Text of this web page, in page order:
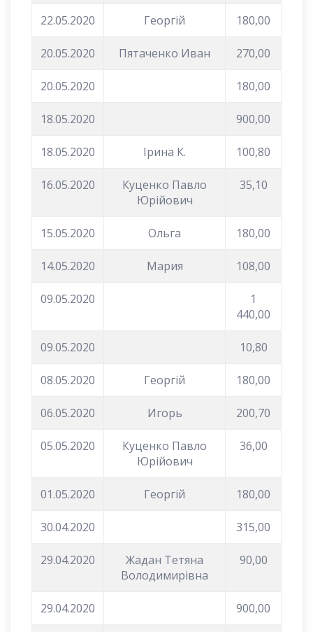
22.05.2020 Георгій 180,00
20.05.2020 Пятаченко Иван 270,00
20.05.2020 180,00
18.05.2020 900,00
18.05.2020 Ірина К. 100,80
16.05.2020
Куценко Павло
Юрійович
35,10
15.05.2020 Ольга 180,00
14.05.2020 Мария 108,00
09.05.2020
1
440,00
09.05.2020 10,80
08.05.2020 Георгій 180,00
06.05.2020 Игорь 200,70
05.05.2020
Куценко Павло
Юрійович
36,00
01.05.2020 Георгій 180,00
30.04.2020 315,00
29.04.2020
Жадан Тетяна
Володимирівна
90,00
29.04.2020 900,00